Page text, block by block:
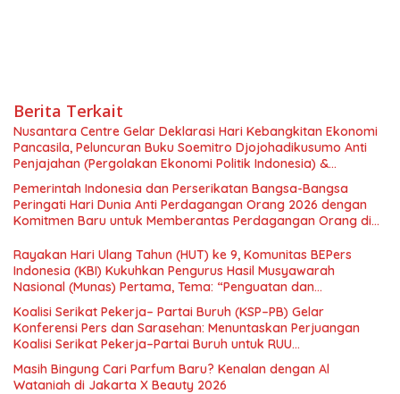
Berita Terkait
Nusantara Centre Gelar Deklarasi Hari Kebangkitan Ekonomi
Pancasila, Peluncuran Buku Soemitro Djojohadikusumo Anti
Penjajahan (Pergolakan Ekonomi Politik Indonesia) &
Simposium Nasional “Urgensi Undang-Undang Perekonomian
Nasional dan Kesejahteraan Sosial dalam Menata Bangsa
Menuju Indonesia Emas 2045”,
Pemerintah Indonesia dan Perserikatan Bangsa-Bangsa
Peringati Hari Dunia Anti Perdagangan Orang 2026 dengan
Komitmen Baru untuk Memberantas Perdagangan Orang di
Rayakan Hari Ulang Tahun (HUT) ke 9, Komunitas BEPers
Indonesia (KBI) Kukuhkan Pengurus Hasil Musyawarah
Nasional (Munas) Pertama, Tema: “Penguatan dan
Pengembangan Organisasi KBI yang Berbasis Riset di seluruh
Indonesia dan Mancanegara”.
Koalisi Serikat Pekerja– Partai Buruh (KSP–PB) Gelar
Konferensi Pers dan Sarasehan: Menuntaskan Perjuangan
Koalisi Serikat Pekerja–Partai Buruh untuk RUU
Ketenagakerjaan Baru.
Masih Bingung Cari Parfum Baru? Kenalan dengan Al
Wataniah di Jakarta X Beauty 2026